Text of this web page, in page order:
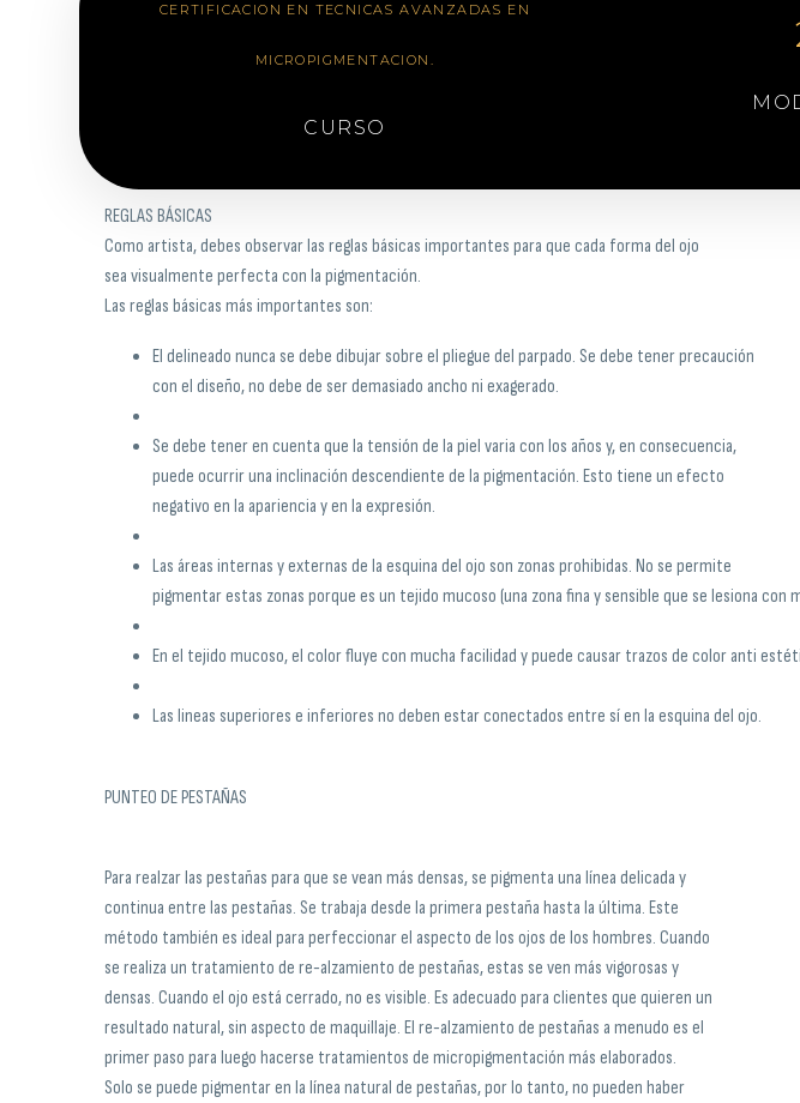
CERTIFICACION EN TECNICAS AVANZADAS EN
MICROPIGMENTACION.
CURSO
REGLAS BÁSICAS
Como artista, debes observar las reglas básicas importantes para que cada forma del ojo
sea visualmente perfecta con la pigmentación.
Las reglas básicas más importantes son:
El delineado nunca se debe dibujar sobre el pliegue del parpado. Se debe tener precaución
con el diseño, no debe de ser demasiado ancho ni exagerado.
Se debe tener en cuenta que la tensión de la piel varia con los años y, en consecuencia,
puede ocurrir una inclinación descendiente de la pigmentación. Esto tiene un efecto
negativo en la apariencia y en la expresión.
Las áreas internas y externas de la esquina del ojo son zonas prohibidas. No se permite
pigmentar estas zonas porque es un tejido mucoso (una zona fina y sensible que se lesiona con
En el tejido mucoso, el color fluye con mucha facilidad y puede causar trazos de color anti
Las lineas superiores e inferiores no deben estar conectados entre sí en la esquina del ojo.
PUNTEO DE PESTAÑAS
Para realzar las pestañas para que se vean más densas, se pigmenta una línea delicada y
continua entre las pestañas. Se trabaja desde la primera pestaña hasta la última. Este
método también es ideal para perfeccionar el aspecto de los ojos de los hombres. Cuando
se realiza un tratamiento de re-alzamiento de pestañas, estas se ven más vigorosas y
densas. Cuando el ojo está cerrado, no es visible. Es adecuado para clientes que quieren un
resultado natural, sin aspecto de maquillaje. El re-alzamiento de pestañas a menudo es el
primer paso para luego hacerse tratamientos de micropigmentación más elaborados.
Solo se puede pigmentar en la línea natural de pestañas, por lo tanto, no pueden haber